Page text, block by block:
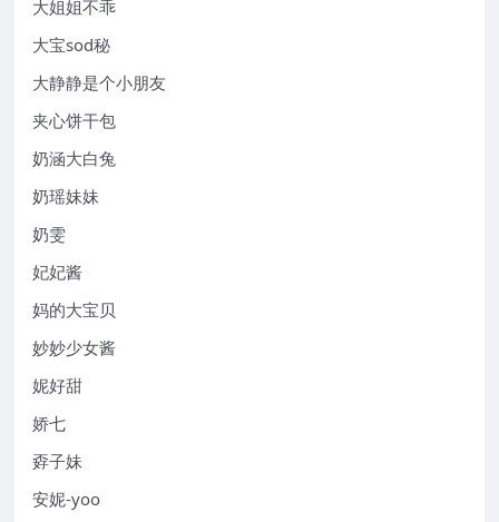
大姐姐不乖
大宝sod秘
大静静是个小朋友
夹心饼干包
奶涵大白兔
奶瑶妹妹
奶雯
妃妃酱
妈的大宝贝
妙妙少女酱
妮好甜
娇七
孬子妹
安妮-yoo